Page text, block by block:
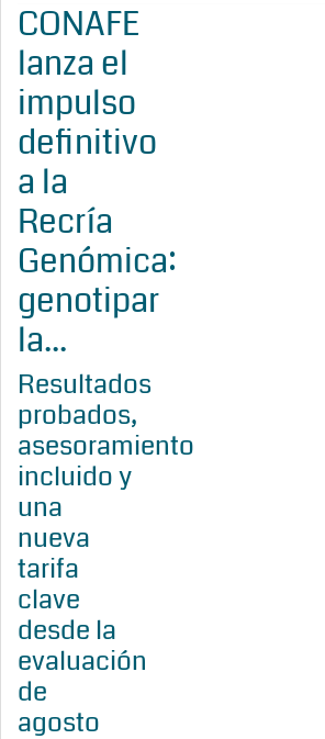
CONAFE
lanza el
impulso
definitivo
a la
Recría
Genómica:
genotipar
la...
Resultados
probados,
asesoramiento
incluido y
una
nueva
tarifa
clave
desde la
evaluación
de
agosto